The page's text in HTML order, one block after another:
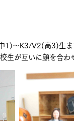
～K3/V2(高3)生ま
生が互いに顔を合わ